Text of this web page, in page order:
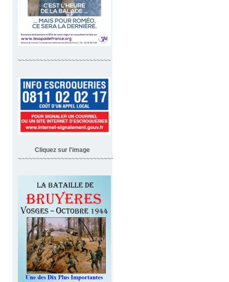
~~~~~~~~~~~~~~~~~~~~~~~~~~
Cliquez sur l'image
~~~~~~~~~~~~~~~~~~~~~~~~~~~~~~~~~~~~